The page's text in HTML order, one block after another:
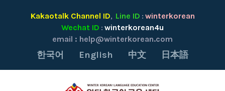
Kakaotalk Channel ID, Line ID : winterkorean
Wechat ID : winterkorean4u
email : help@winterkorean.com
한국어 English 中文 日本語